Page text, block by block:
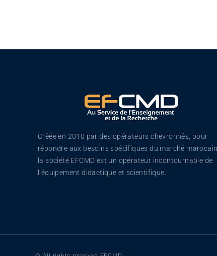
Créée en 2010 par des opérateurs chevronnés, pour
répondre aux besoins spécifiques du marché marocain,
la société EFCMD est un opérateur incontournable de
l’équipement didactique et scientifique.